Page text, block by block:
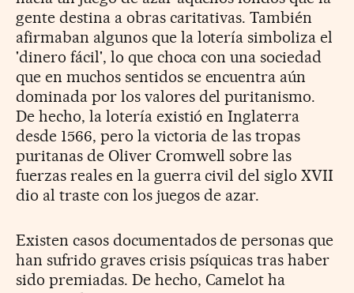
gente destina a obras caritativas. También
afirmaban algunos que la lotería simboliza el
'dinero fácil', lo que choca con una sociedad
que en muchos sentidos se encuentra aún
dominada por los valores del puritanismo.
De hecho, la lotería existió en Inglaterra
desde 1566, pero la victoria de las tropas
puritanas de Oliver Cromwell sobre las
fuerzas reales en la guerra civil del siglo XVII
dio al traste con los juegos de azar.
Existen casos documentados de personas que
han sufrido graves crisis psíquicas tras haber
sido premiadas. De hecho, Camelot ha